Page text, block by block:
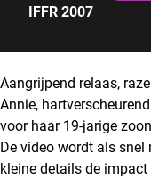
IFFR 2007
Aangrijpend relaas,
Annie,
voor haar 19-jarige
De video wordt als snel
kleine details de